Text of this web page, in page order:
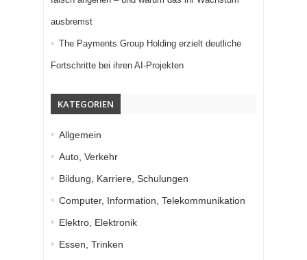
ausbremst
The Payments Group Holding erzielt deutliche
Fortschritte bei ihren AI-Projekten
KATEGORIEN
Allgemein
Auto, Verkehr
Bildung, Karriere, Schulungen
Computer, Information, Telekommunikation
Elektro, Elektronik
Essen, Trinken